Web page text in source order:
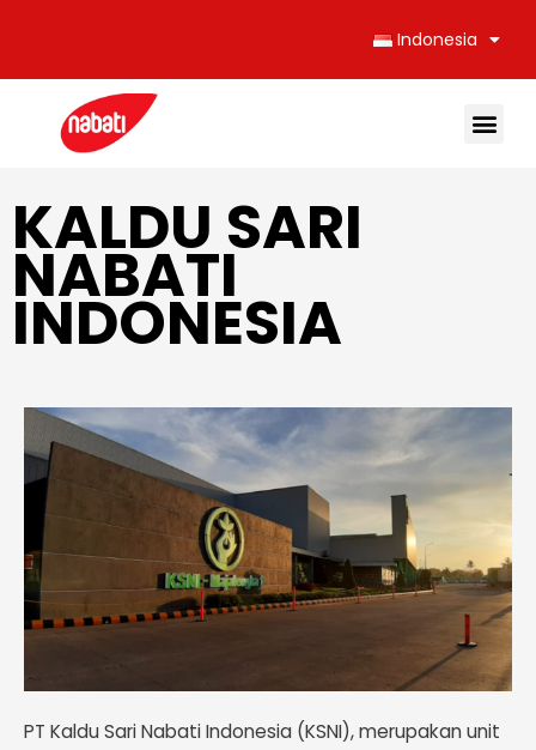
Indonesia
KALDU SARI
NABATI
INDONESIA
PT Kaldu Sari Nabati Indonesia (KSNI), merupakan unit